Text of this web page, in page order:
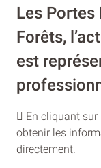
Les Portes
Forêts,
est
En cliquant
obtenir les
directement.